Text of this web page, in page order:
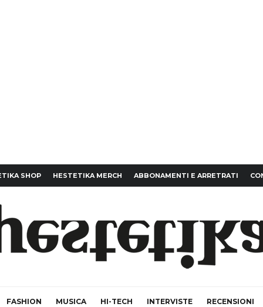
SHOP HESTETIKA MERCH ABBONAMENTI E ARRETRATI
FASHION MUSICA HI-TECH INTERVISTE RECENSIONI